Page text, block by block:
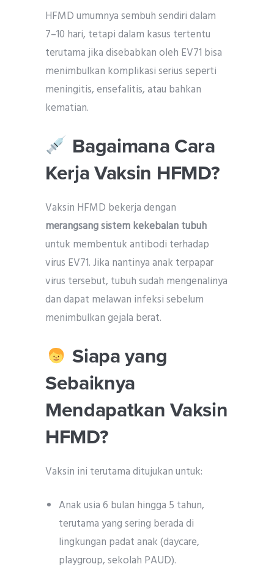
HFMD umumnya sembuh sendiri dalam
7–10 hari, tetapi dalam kasus tertentu
terutama jika disebabkan oleh EV71 bisa
menimbulkan komplikasi serius seperti
meningitis, ensefalitis, atau bahkan
kematian.
Bagaimana Cara
Kerja Vaksin HFMD?
Vaksin HFMD bekerja dengan
merangsang sistem kekebalan tubuh
untuk membentuk antibodi terhadap
virus EV71. Jika nantinya anak terpapar
virus tersebut, tubuh sudah mengenalinya
dan dapat melawan infeksi sebelum
menimbulkan gejala berat.
Siapa yang
Sebaiknya
Mendapatkan Vaksin
HFMD?
Vaksin ini terutama ditujukan untuk:
Anak usia 6 bulan hingga 5 tahun,
terutama yang sering berada di
lingkungan padat anak (daycare,
playgroup, sekolah PAUD).